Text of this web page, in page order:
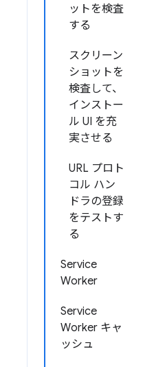
ットを検査
する
スクリーン
ショットを
検査して、
インストー
ル UI を充
実させる
URL プロト
コル ハン
ドラの登録
をテストす
る
Service
Worker
Service
Worker キャ
ッシュ